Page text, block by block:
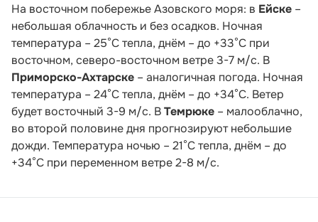
На восточном побережье Азовского моря: в Ейске –
небольшая облачность и без осадков. Ночная
температура – 25°С тепла, днём – до +33°С при
восточном, северо-восточном ветре 3-7 м/с. В
Приморско-Ахтарске – аналогичная погода. Ночная
температура – 24°С тепла, днём – до +34°С. Ветер
будет восточный 3-9 м/с. ВТемрюке – малооблачно,
во второй половине дня прогнозируют небольшие
дожди. Температура ночью – 21°С тепла, днём – до
+34°С при переменном ветре 2-8 м/с.